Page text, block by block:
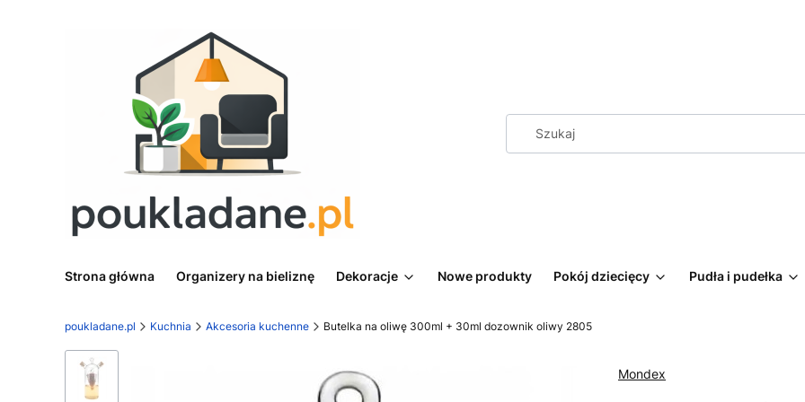
Strona główna Organizery na bieliznę Dekoracje Nowe produkty Pokój dziecięcy Pudła i pudełka
poukladane.pl Kuchnia Akcesoria kuchenne Butelka na oliwę 300ml + 30ml dozownik oliwy 2805
Mondex